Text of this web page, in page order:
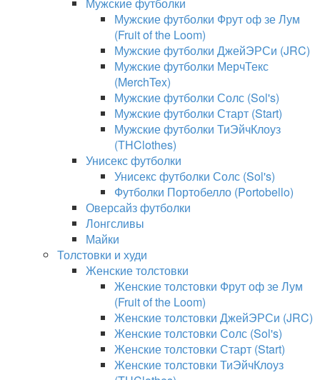
Мужские футболки Фрут оф зе Лум
(Fruit of the Loom)
Мужские футболки ДжейЭРСи (JRC)
Мужские футболки МерчТекс
(MerchTex)
Мужские футболки Солс (Sol's)
Мужские футболки Старт (Start)
Мужские футболки ТиЭйчКлоуз
(THClothes)
Унисекс футболки
Унисекс футболки Солс (Sol's)
Футболки Портобелло (Portobello)
Оверсайз футболки
Лонгсливы
Майки
Толстовки и худи
Женские толстовки
Женские толстовки Фрут оф зе Лум
(Fruit of the Loom)
Женские толстовки ДжейЭРСи (JRC)
Женские толстовки Солс (Sol's)
Женские толстовки Старт (Start)
Женские толстовки ТиЭйчКлоуз